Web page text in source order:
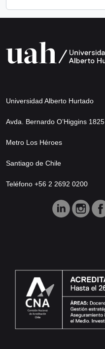
Universidad Alberto Hurtado
Avda. Bernardo O’Higgins 1825
Metro Los Héroes
Santiago de Chile
Teléfono +56 2 2692 0200